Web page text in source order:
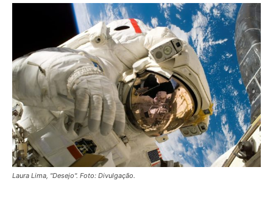
Laura Lima, "Desejo". Foto: Divulgação.